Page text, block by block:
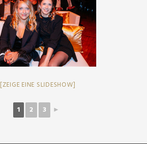
[ZEIGE EINE SLIDESHOW]
1 2 3 ►